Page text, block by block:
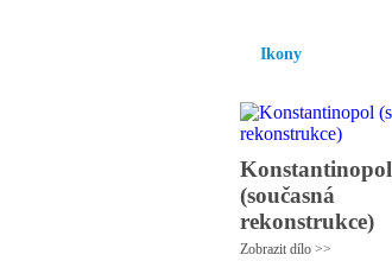
Ikony
Konstantinopol
(současná
rekonstrukce)
Zobrazit dílo >>